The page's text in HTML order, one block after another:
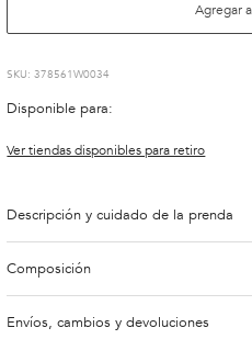
Agregar
:378561W0034
Disponible para:
Ver tiendas disponibles para retiro
Descripción y cuidado de la prenda
Composición
Envíos, cambios y devoluciones